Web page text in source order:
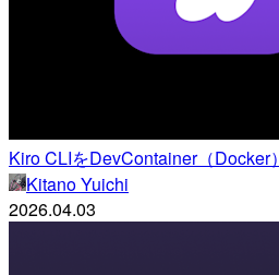
Kiro CLIをDevContainer（Docker
Kitano Yuichi
2026.04.03